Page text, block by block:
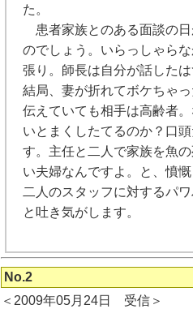
た。
患者家族とのある面談の日
のでしょう。いらっしゃら
張り。師長は自分が話した
結局、妻が折れてボケちゃ
伝えていても相手は高齢者
いとまくしたてるのか？口
す。主任と二人で家族を魚
い夫婦なんですよ。と、憤慨
二人のスタッフに対するパ
と吐き気がします。
No.2
＜2009年05月24日 受信＞